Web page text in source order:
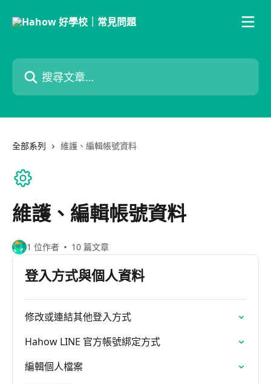
搜尋文章…
全部系列 維護、編輯帳號資料
維護、編輯帳號資料
1 位作者 10 篇文章
登入方式與個人資料
修改或連結其他登入方式
Hahow LINE 官方帳號綁定方式
編輯個人檔案